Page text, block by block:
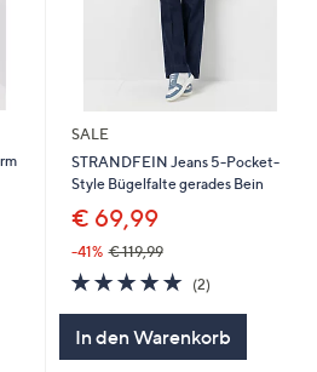
SALE
STRANDFEIN Jeans 5-Pocket-
Style Bügelfalte gerades Bein
€ 69,99
-41% € 119,99
5.0
von
(2)2
In den Warenkorb